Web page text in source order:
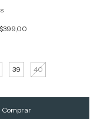
39 40